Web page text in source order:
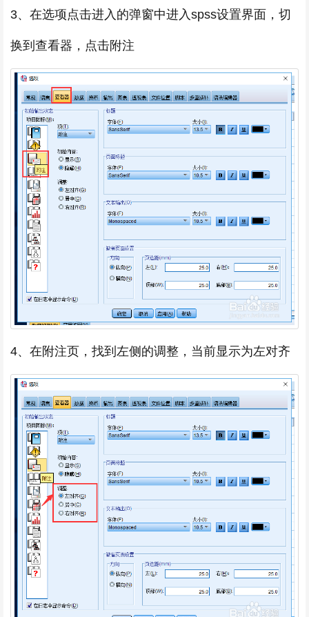
3、在选项点击进入的弹窗中进入spss设置界面，切
换到查看器，点击附注
4、在附注页，找到左侧的调整，当前显示为左对齐